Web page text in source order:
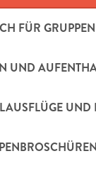
FÜR GRUPPEN
UND
UND